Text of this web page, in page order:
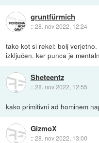
gruntfürmich
::28. nov 2022, 12:24
tako kot si rekel: bolj
izključen. ker punca je
Sheteentz
::28. nov 2022, 12:55
kako primitivni ad hominem
GizmoX
::28. nov 2022, 13:00